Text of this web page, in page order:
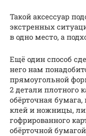
Такой аксессуар
экстренных
в одно место, а
Ещё один способ
него нам
прямоугольной
2 детали плотного
обёрточная
клей и ножницы,
гофрированного
обёрточной